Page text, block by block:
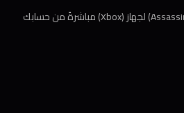
سنقوم بشراء لعبة (Assassin's Creed) لجهاز (Xbox) مباشرةً من حسابك